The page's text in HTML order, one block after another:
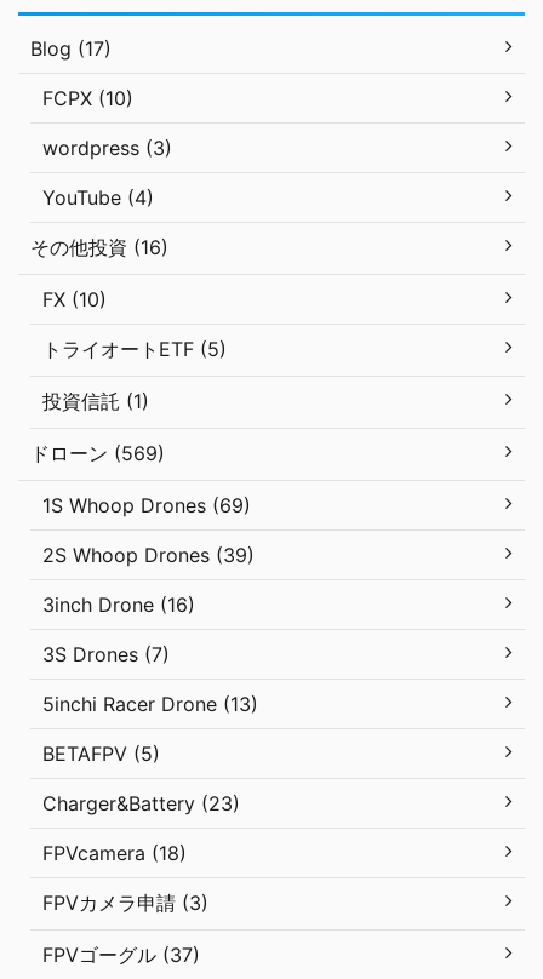
Blog (17)
FCPX (10)
wordpress (3)
YouTube (4)
その他投資 (16)
FX (10)
トライオートETF (5)
投資信託 (1)
ドローン (569)
1S Whoop Drones (69)
2S Whoop Drones (39)
3inch Drone (16)
3S Drones (7)
5inchi Racer Drone (13)
BETAFPV (5)
Charger&Battery (23)
FPVcamera (18)
FPVカメラ申請 (3)
FPVゴーグル (37)